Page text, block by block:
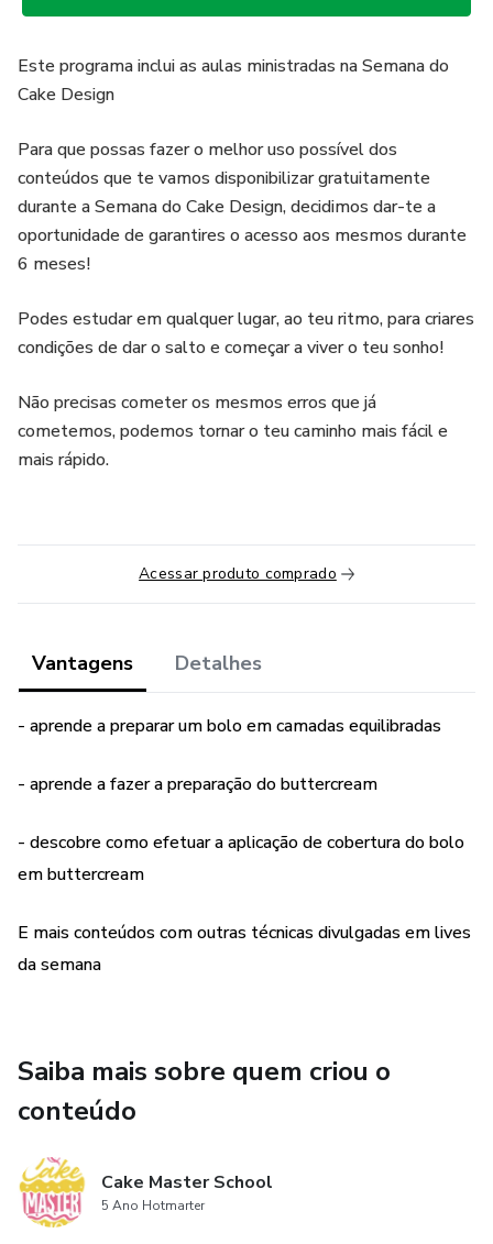
Este programa inclui as aulas ministradas na Semana do
Cake Design
Para que possas fazer o melhor uso possível dos
conteúdos que te vamos disponibilizar gratuitamente
durante a Semana do Cake Design, decidimos dar-te a
oportunidade de garantires o acesso aos mesmos durante
6 meses!
Podes estudar em qualquer lugar, ao teu ritmo, para criares
condições de dar o salto e começar a viver o teu sonho!
Não precisas cometer os mesmos erros que já
cometemos, podemos tornar o teu caminho mais fácil e
mais rápido.
Acessar produto comprado
Vantagens Detalhes
- aprende a preparar um bolo em camadas equilibradas
- aprende a fazer a preparação do buttercream
- descobre como efetuar a aplicação de cobertura do bolo
em buttercream
E mais conteúdos com outras técnicas divulgadas em lives
da semana
Saiba mais sobre quem criou o
conteúdo
Cake Master School
5 Ano Hotmarter